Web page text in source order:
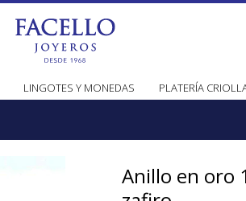
LINGOTES Y MONEDAS PLATERÍA
Anillo en oro